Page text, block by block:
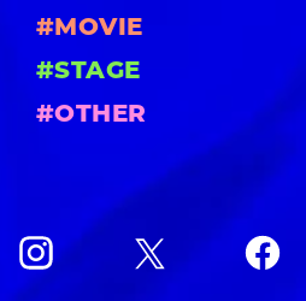
#MOVIE
#STAGE
#OTHER